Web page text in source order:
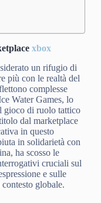
xbox
un rifugio di
più con le realtà del
complesse
Water Games, lo
gioco di ruolo tattico
dal marketplace
in questo
in solidarietà con
ha scosso le
cruciali sul
e sulle
globale.